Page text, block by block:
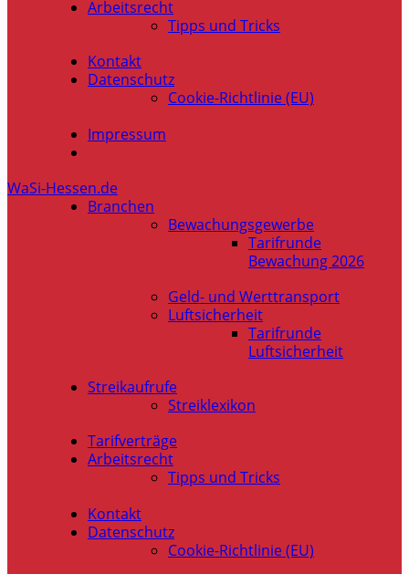
Arbeitsrecht
Tipps und Tricks
Kontakt
Datenschutz
Cookie-Richtlinie (EU)
Impressum
WaSi-Hessen.de
Branchen
Bewachungsgewerbe
Tarifrunde
Bewachung 2026
Geld- und Werttransport
Luftsicherheit
Tarifrunde
Luftsicherheit
Streikaufrufe
Streiklexikon
Tarifverträge
Arbeitsrecht
Tipps und Tricks
Kontakt
Datenschutz
Cookie-Richtlinie (EU)